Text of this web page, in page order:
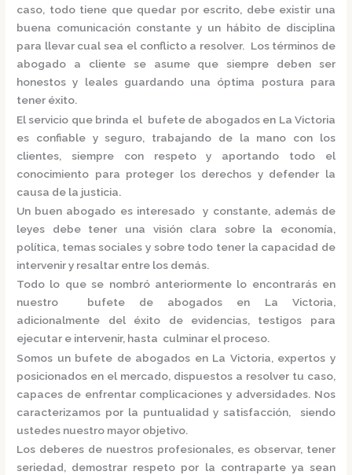
caso, todo tiene que quedar por escrito, debe existir una
buena comunicación constante y un hábito de disciplina
para llevar cual sea el conflicto a resolver. Los términos de
abogado a cliente se asume que siempre deben ser
honestos y leales guardando una óptima postura para
tener éxito.
El servicio que brinda el bufete de abogados en La Victoria
es confiable y seguro, trabajando de la mano con los
clientes, siempre con respeto y aportando todo el
conocimiento para proteger los derechos y defender la
causa de la justicia.
Un buen abogado es interesado y constante, además de
leyes debe tener una visión clara sobre la economía,
política, temas sociales y sobre todo tener la capacidad de
intervenir y resaltar entre los demás.
Todo lo que se nombró anteriormente lo encontrarás en
nuestro
bufete de abogados en La Victoria,
adicionalmente del éxito de evidencias, testigos para
ejecutar e intervenir, hasta culminar el proceso.
Somos un bufete de abogados en La Victoria, expertos y
posicionados en el mercado, dispuestos a resolver tu caso,
capaces de enfrentar complicaciones y adversidades. Nos
caracterizamos por la puntualidad y satisfacción, siendo
ustedes nuestro mayor objetivo.
Los deberes de nuestros profesionales, es observar, tener
seriedad, demostrar respeto por la contraparte ya sean